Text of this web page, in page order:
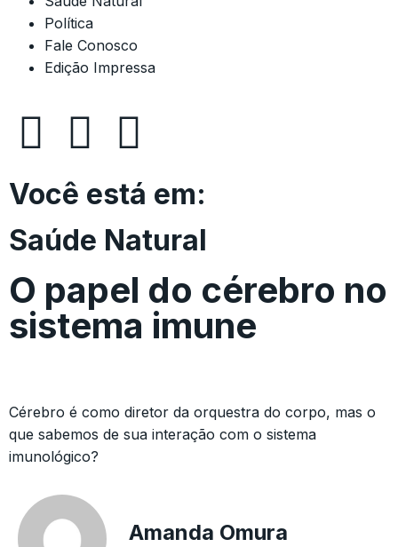
Política
Fale Conosco
Edição Impressa
Você está em:
Saúde Natural
O papel do cérebro no
sistema imune
Cérebro é como diretor da orquestra do corpo, mas o
que sabemos de sua interação com o sistema
imunológico?
Amanda Omura